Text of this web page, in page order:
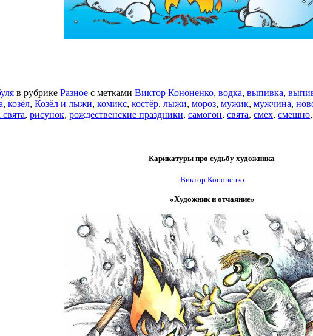
в рубрике Разное с метками Виктор Кононенко, водка, выпивка,
, козёл, Козёл и лыжи, комикс, костёр, лыжи, мороз, мужик, мужчина,
свята, рисунок, рождественские праздники, самогон, свята, смех, смешно,
Карикатуры про судьбу художника
Виктор Кононенко
«Художник и отчаяние»